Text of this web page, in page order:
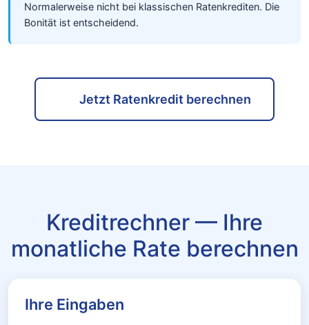
Normalerweise nicht bei klassischen Ratenkrediten. Die
Bonität ist entscheidend.
Jetzt Ratenkredit berechnen
Kreditrechner — Ihre
monatliche Rate berechnen
Ihre Eingaben